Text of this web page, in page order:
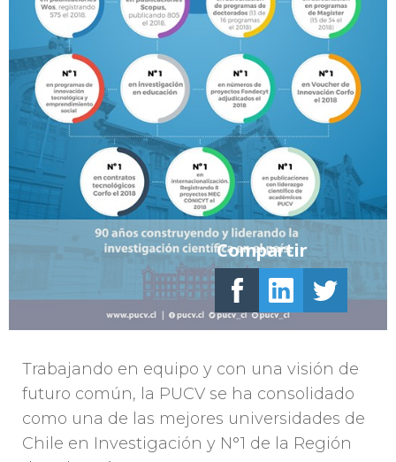
Trabajando en equipo y con una visión de
futuro común, la PUCV se ha consolidado
como una de las mejores universidades de
Chile en Investigación y N°1 de la Región
Compartir